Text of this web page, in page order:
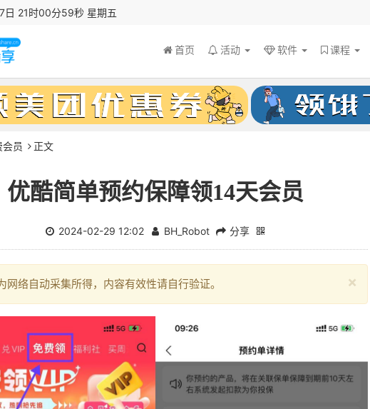
21时00分59秒 星期五
首页 活动 软件 课程
员 正文
优酷简单预约保障领14天会员
2024-02-29 12:02 BH_Robot 分享
×
网络自动采集所得，内容有效性请自行验证。